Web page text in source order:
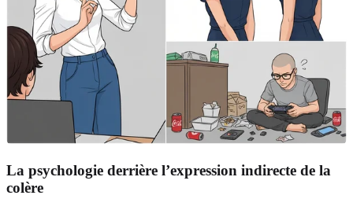
La psychologie derrière l’expression indirecte de la
colère